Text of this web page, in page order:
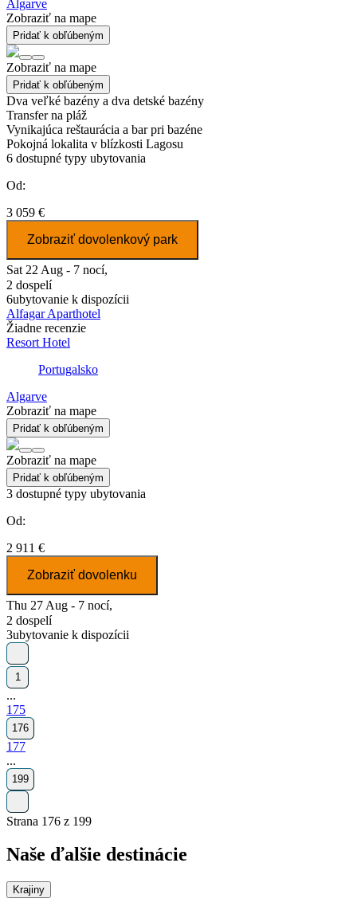
Algarve
Zobraziť na mape
Pridať k obľúbeným
Zobraziť na mape
Pridať k obľúbeným
Dva veľké bazény a dva detské bazény
Transfer na pláž
Vynikajúca reštaurácia a bar pri bazéne
Pokojná lokalita v blízkosti Lagosu
6 dostupné typy ubytovania
Od:
3 059 €
Zobraziť dovolenkový park
Sat 22 Aug - 7 nocí,
2 dospelí
6ubytovanie k dispozícii
Alfagar Aparthotel
Žiadne recenzie
Resort Hotel
Portugalsko
Algarve
Zobraziť na mape
Pridať k obľúbeným
Zobraziť na mape
Pridať k obľúbeným
3 dostupné typy ubytovania
Od:
2 911 €
Zobraziť dovolenku
Thu 27 Aug - 7 nocí,
2 dospelí
3ubytovanie k dispozícii
1
...
175
176
177
...
199
Strana 176 z 199
Naše ďalšie destinácie
Krajiny